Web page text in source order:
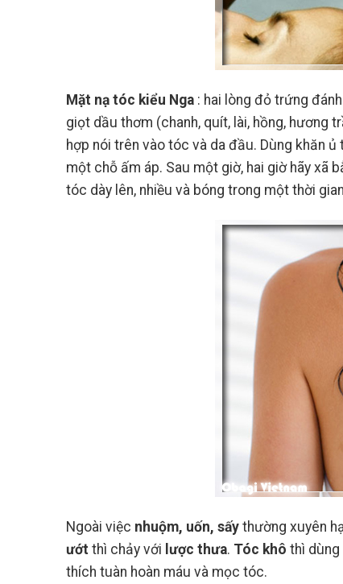
Mặt nạ tóc kiểu Nga : hai lòng đỏ trứng
giọt dầu thơm (chanh, quít, lài, hồng, hương
hợp nói trên vào tóc và da đầu. Dùng khăn
một chỗ ấm áp. Sau một giờ, hai giờ hãy xã
tóc dày lên, nhiều và bóng trong một thời
Ngoài việc nhuộm, uốn, sấy thường xuyên
ướt thì chảy với lược thưa. Tóc khô thì dùng
thích tuàn hoàn máu và mọc tóc.